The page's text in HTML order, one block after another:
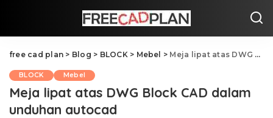
free cad plan > Blog > BLOCK> Mebel > Meja lipat atas DWG Block CAD dalam unduhan autocad
BLOCK Mebel
Meja lipat atas DWG Block CAD dalam
unduhan autocad